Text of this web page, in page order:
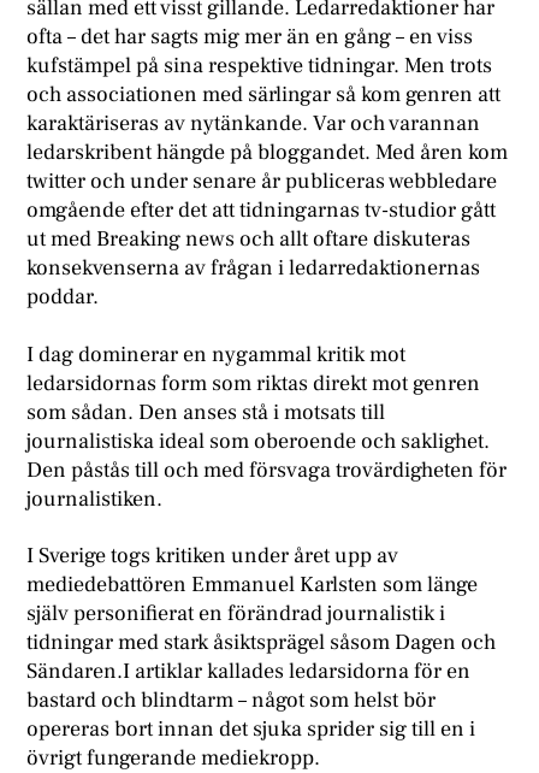
sällan med ett visst gillande. Ledarredaktioner har
ofta – det har sagts mig mer än en gång – en viss
kufstämpel på sina respektive tidningar. Men trots
och associationen med särlingar så kom genren att
karaktäriseras av nytänkande. Var och varannan
ledarskribent hängde på bloggandet. Med åren kom
twitter och under senare år publiceras webbledare
omgående efter det att tidningarnas tv-studior gått
ut med Breaking news och allt oftare diskuteras
konsekvenserna av frågan i ledarredaktionernas
poddar.
I dag dominerar en nygammal kritik mot
ledarsidornas form som riktas direkt mot genren
som sådan. Den anses stå i motsats till
journalistiska ideal som oberoende och saklighet.
Den påstås till och med försvaga trovärdigheten för
journalistiken.
I Sverige togs kritiken under året upp av
mediedebattören Emmanuel Karlsten som länge
själv personifierat en förändrad journalistik i
tidningar med stark åsiktsprägel såsom Dagen och
Sändaren.I artiklar kallades ledarsidorna för en
bastard och blindtarm – något som helst bör
opereras bort innan det sjuka sprider sig till en i
övrigt fungerande mediekropp.